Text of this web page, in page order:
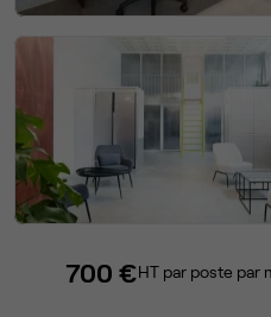
700 €HT par poste par